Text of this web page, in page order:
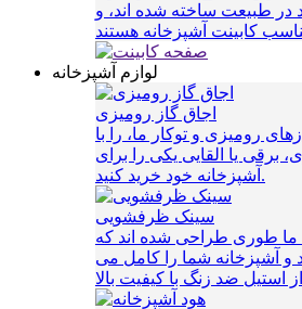
در طبیعت ساخته شده اند، و
لوازم آشپزخانه
اجاق گاز رومیزی
رومیزی و توکار ما، را با
برقی یا القایی یکی را برای
آشپزخانه خود خرید کنید.
سینک ظرفشویی
طوری طراحی شده اند که
و آشپزخانه شما را کامل می
استیل ضد زنگ با کیفیت بالا